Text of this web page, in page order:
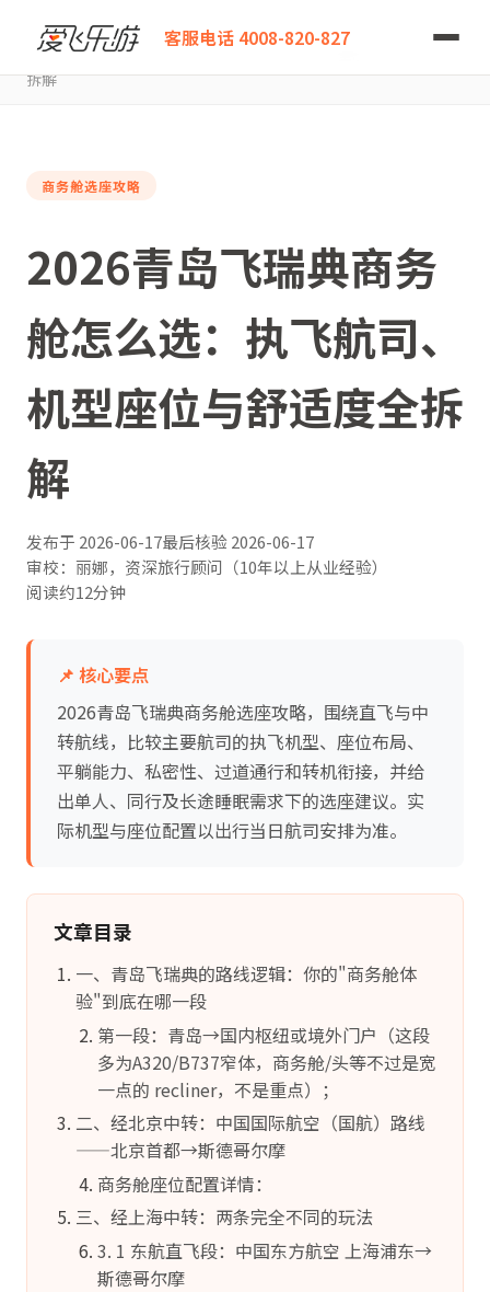
客服电话 4008-820-827
爱飞乐游
2026青岛飞瑞典商务舱怎么选：执飞航司、机型座位与舒适度全
拆解
商务舱选座攻略
2026青岛飞瑞典商务
舱怎么选：执飞航司、
机型座位与舒适度全拆
解
发布于 2026-06-17最后核验2026-06-17
审校：丽娜，资深旅行顾问（10年以上从业经验）
阅读约12分钟
📌 核心要点
2026青岛飞瑞典商务舱选座攻略，围绕直飞与中
转航线，比较主要航司的执飞机型、座位布局、
平躺能力、私密性、过道通行和转机衔接，并给
出单人、同行及长途睡眠需求下的选座建议。实
际机型与座位配置以出行当日航司安排为准。
文章目录
一、青岛飞瑞典的路线逻辑：你的"商务舱体
验"到底在哪一段
第一段：青岛→国内枢纽或境外门户（这段
多为A320/B737窄体，商务舱/头等不过是宽
一点的 recliner，不是重点）；
二、经北京中转：中国国际航空（国航）路线
——北京首都→斯德哥尔摩
商务舱座位配置详情：
三、经上海中转：两条完全不同的玩法
3. 1 东航直飞段：中国东方航空 上海浦东→
斯德哥尔摩